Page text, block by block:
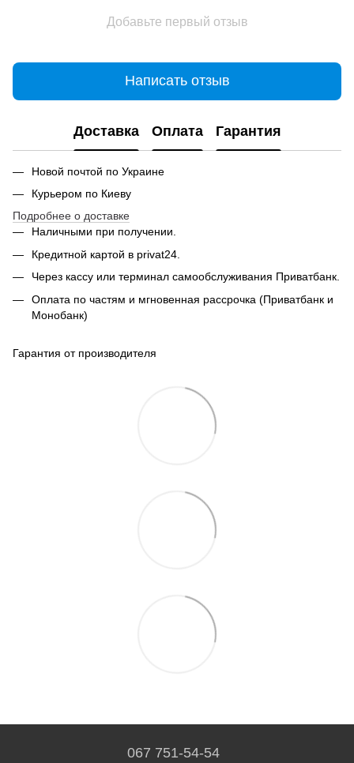
Добавьте первый отзыв
Написать отзыв
Доставка Оплата Гарантия
Новой почтой по Украине
Курьером по Киеву
Подробнее о доставке
Наличными при получении.
Кредитной картой в privat24.
Через кассу или терминал самообслуживания Приватбанк.
Оплата по частям и мгновенная рассрочка (Приватбанк и
Монобанк)
Гарантия от производителя
067 751-54-54